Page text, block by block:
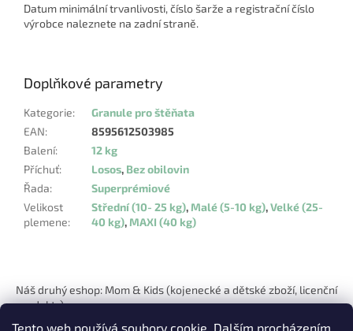
Tento web používá soubory cookie. Dalším procházením
Datum minimální trvanlivosti, číslo šarže a registrační číslo
výrobce naleznete na zadní straně.
Doplňkové parametry
Kategorie:
Granule pro štěňata
EAN:
8595612503985
Balení:
12 kg
Příchuť: Losos, Bez obilovin
Řada:
Superprémiové
Velikost
plemene:
Střední (10- 25 kg), Malé (5-10 kg),Velké (25-
40 kg), MAXI (40 kg)
p
Náš druhý eshop: Mom & Kids (kojenecké a dětské zboží, licenční
produkty)